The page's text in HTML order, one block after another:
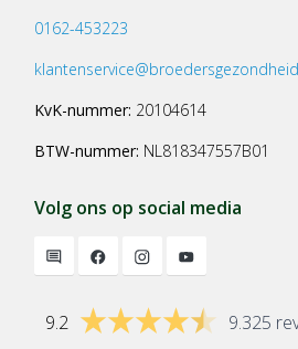
0162-453223
KvK-nummer: 20104614
BTW-nummer: NL818347557B01
Volg ons op social media
9.2 9.325